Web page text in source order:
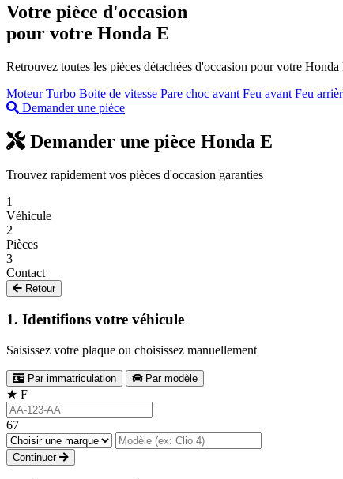
Votre pièce d'occasion
pour votre Honda E
Retrouvez toutes les pièces détachées d'occasion pour votre
MoteurTurbo Boite de vitesse Pare choc avant Feu avant Feu
Demander une pièce
Demander une pièce Honda E
Trouvez rapidement vos pièces d'occasion garanties
1
Véhicule
2
Pièces
3
Contact
Retour
1. Identifions votre véhicule
Saisissez votre plaque ou choisissez manuellement
Par immatriculation Par modèle
★ F
67
Continuer